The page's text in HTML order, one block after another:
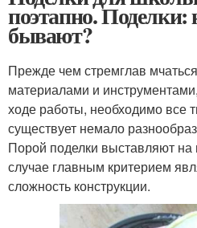
поэтапно.
бывают?
Прежде чем стремглав
материалами и
ходе работы, необходимо все
существует немало
Порой поделки выставляют на
случае главным критерием
сложность конструкции.